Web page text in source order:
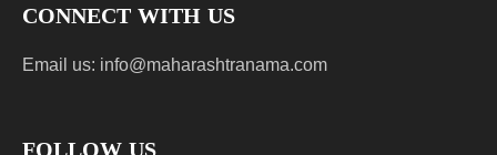
CONNECT WITH US
Email us: info@maharashtranama.com